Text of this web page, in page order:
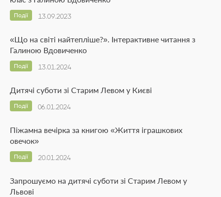
13.09.2023
Події
«Що на світі найтепліше?». Інтерактивне читання з
Галиною Вдовиченко
13.01.2024
Події
Дитячі суботи зі Старим Левом у Києві
06.01.2024
Події
Піжамна вечірка за книгою «Життя іграшкових
овечок»
20.01.2024
Події
Запрошуємо на дитячі суботи зі Старим Левом у
Львові